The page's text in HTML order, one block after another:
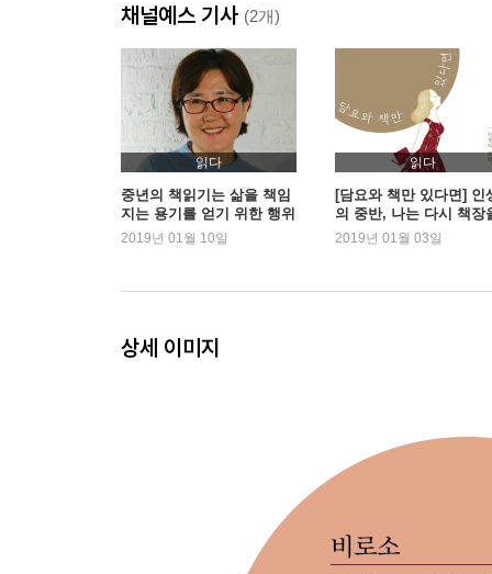
Chapter 2
모든 걸 능가하는 ‘나로도 충분한 마음’
: 흔들리지 않는 중년되기
- 마음이 시끄러울 때 소중한 것 돌아보기
- 모든 걸 능가하는 ‘나로도 충분한 마음’
- 나라고 믿고 있는 ‘나’가 진짜 나일까?
- 충분히 슬퍼해야만 하는 시간도 있다
- ‘어디에서’가 아닌 ‘누구와’의 프레임으로
Chapter 3
- 우리는 과연 사랑할 줄 아는 걸까?
- 마음을 쏟은 만큼 사랑이 정직하게 지속된다면
- 나이 듦에는 ‘품위’ 이상의 ‘유쾌함’이 필요하다
- 내 감정을 정면으로 응시할 때 희망이 있다
채널예스 기사 (2개)
읽다
중년의 책읽기는 삶을 책임
지는 용기를 얻기 위한 행위
2019년 01월 10일
읽다
[담요와 책만 있다면] 인
의 중반, 나는 다시 책장
펼쳤다
2019년 01월 03일
상세 이미지